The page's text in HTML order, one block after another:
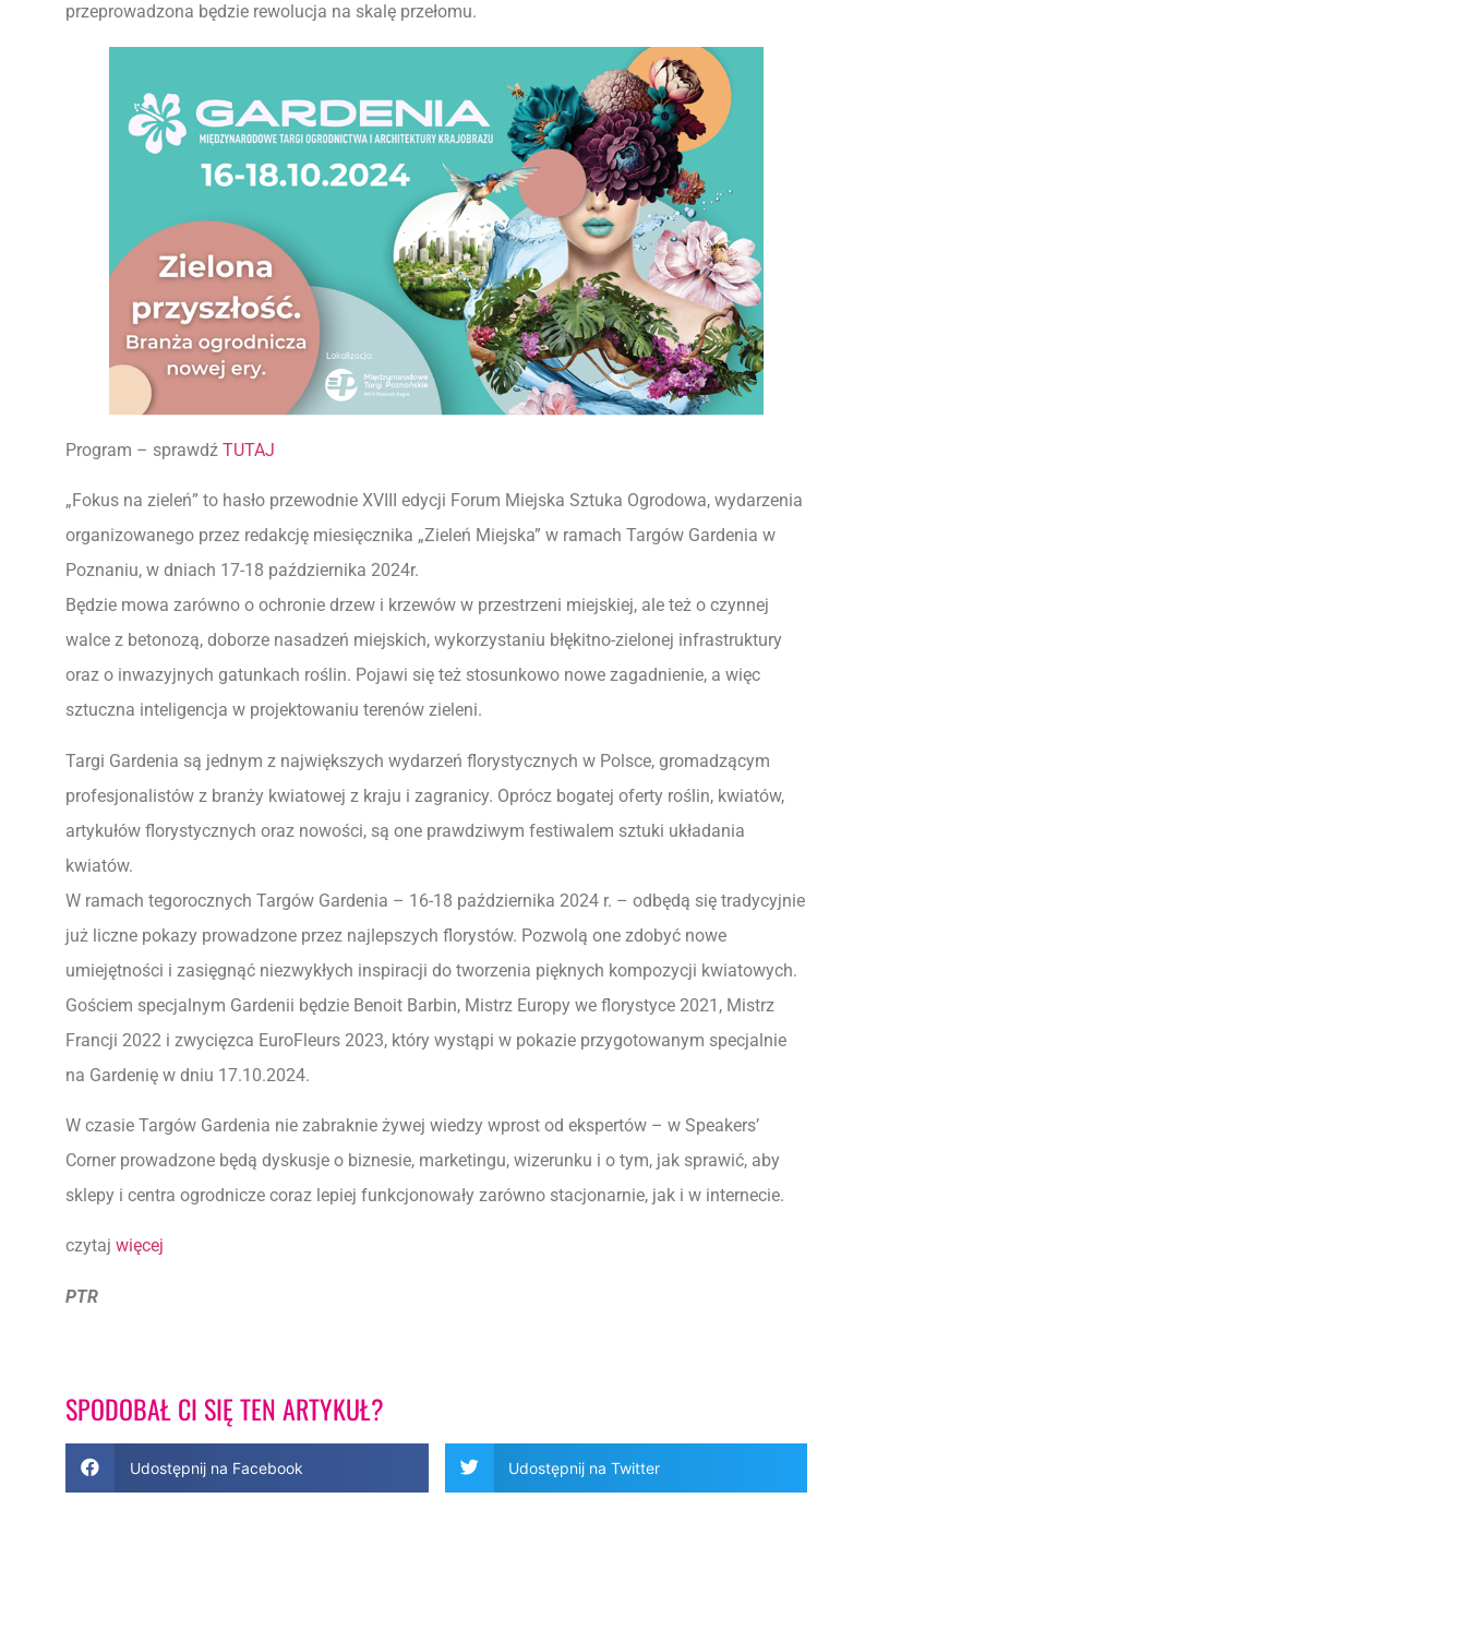
przeprowadzona będzie rewolucja na skalę przełomu.
Program – sprawdź TUTAJ
„Fokus na zieleń” to hasło przewodnie XVIII edycji Forum Miejska Sztuka Ogrodowa, wydarzenia
organizowanego przez redakcję miesięcznika „Zieleń Miejska” w ramach Targów Gardenia w
Poznaniu, w dniach 17-18 października 2024r.
Będzie mowa zarówno o ochronie drzew i krzewów w przestrzeni miejskiej, ale też o czynnej
walce z betonozą, doborze nasadzeń miejskich, wykorzystaniu błękitno-zielonej infrastruktury
oraz o inwazyjnych gatunkach roślin. Pojawi się też stosunkowo nowe zagadnienie, a więc
sztuczna inteligencja w projektowaniu terenów zieleni.
Targi Gardenia są jednym z największych wydarzeń florystycznych w Polsce, gromadzącym
profesjonalistów z branży kwiatowej z kraju i zagranicy. Oprócz bogatej oferty roślin, kwiatów,
artykułów florystycznych oraz nowości, są one prawdziwym festiwalem sztuki układania
kwiatów.
W ramach tegorocznych Targów Gardenia – 16-18 października 2024 r. – odbędą się tradycyjnie
już liczne pokazy prowadzone przez najlepszych florystów. Pozwolą one zdobyć nowe
umiejętności i zasięgnąć niezwykłych inspiracji do tworzenia pięknych kompozycji kwiatowych.
Gościem specjalnym Gardenii będzie Benoit Barbin, Mistrz Europy we florystyce 2021, Mistrz
Francji 2022 i zwycięzca EuroFleurs 2023, który wystąpi w pokazie przygotowanym specjalnie
na Gardenię w dniu 17.10.2024.
W czasie Targów Gardenia nie zabraknie żywej wiedzy wprost od ekspertów – w Speakers’
Corner prowadzone będą dyskusje o biznesie, marketingu, wizerunku i o tym, jak sprawić, aby
sklepy i centra ogrodnicze coraz lepiej funkcjonowały zarówno stacjonarnie, jak i w internecie.
czytaj więcej
PTR
SPODOBAŁ CI SIĘ TEN ARTYKUŁ?
Udostępnij na Facebook Udostępnij na Twitter